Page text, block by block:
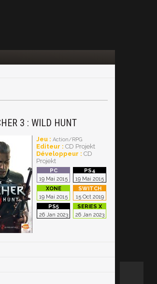
3 : WILD HUNT
Jeu : Action/RPG
Editeur : CD Projekt
Développeur : CD
Projekt
19 Mai 2015 19 Mai 2015
19 Mai 2015 15 Oct 2019
26 Jan 2023 26 Jan 2023